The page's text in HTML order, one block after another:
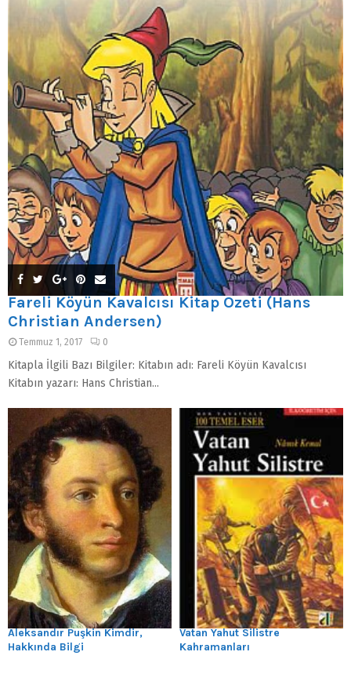
Fareli Köyün Kavalcısı Kitap Özeti (Hans
Christian Andersen)
Temmuz 1, 2017 0
Kitapla İlgili Bazı Bilgiler: Kitabın adı: Fareli Köyün Kavalcısı
Kitabın yazarı: Hans Christian...
Aleksandır Puşkin Kimdir,
Hakkında Bilgi
Vatan Yahut Silistre
Kahramanları